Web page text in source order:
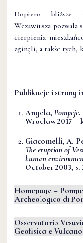
Dopiero bliższe
Wezuwiusza pozwala
cierpienia
zginęli, a także tych,
Publikacje i strony
Angela,
Wrocław 2017 –
Giacomelli, A.
The eruption of
human
October 2003, s.
Homepage –
Archeologico di
Osservatorio
Geofisica e